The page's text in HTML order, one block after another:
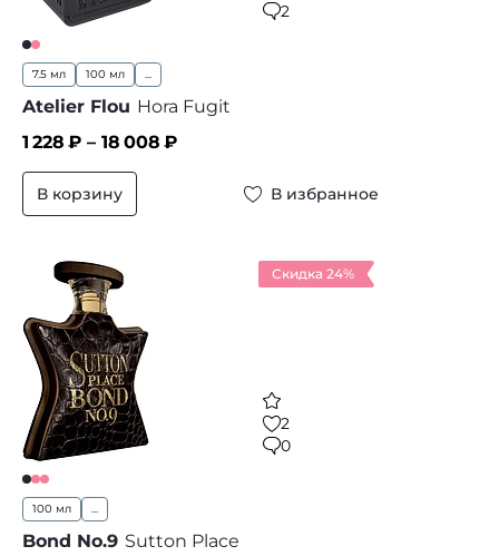
2
7.5 мл 100 мл ...
Atelier Flou Hora Fugit
1 228 ₽ – 18 008 ₽
В корзину В избранное
Скидка 24%
2
0
100 мл ...
Bond No.9 Sutton Place